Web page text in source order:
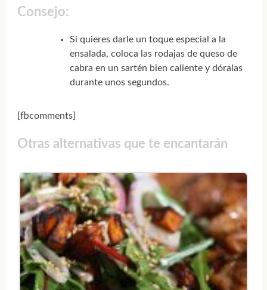
Consejo:
Si quieres darle un toque especial a la
ensalada, coloca las rodajas de queso de
cabra en un sartén bien caliente y dóralas
durante unos segundos.
[fbcomments]
Otras alternativas que te encantarán